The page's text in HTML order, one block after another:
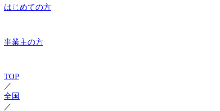
はじめての方
事業主の方
TOP
／
全国
／